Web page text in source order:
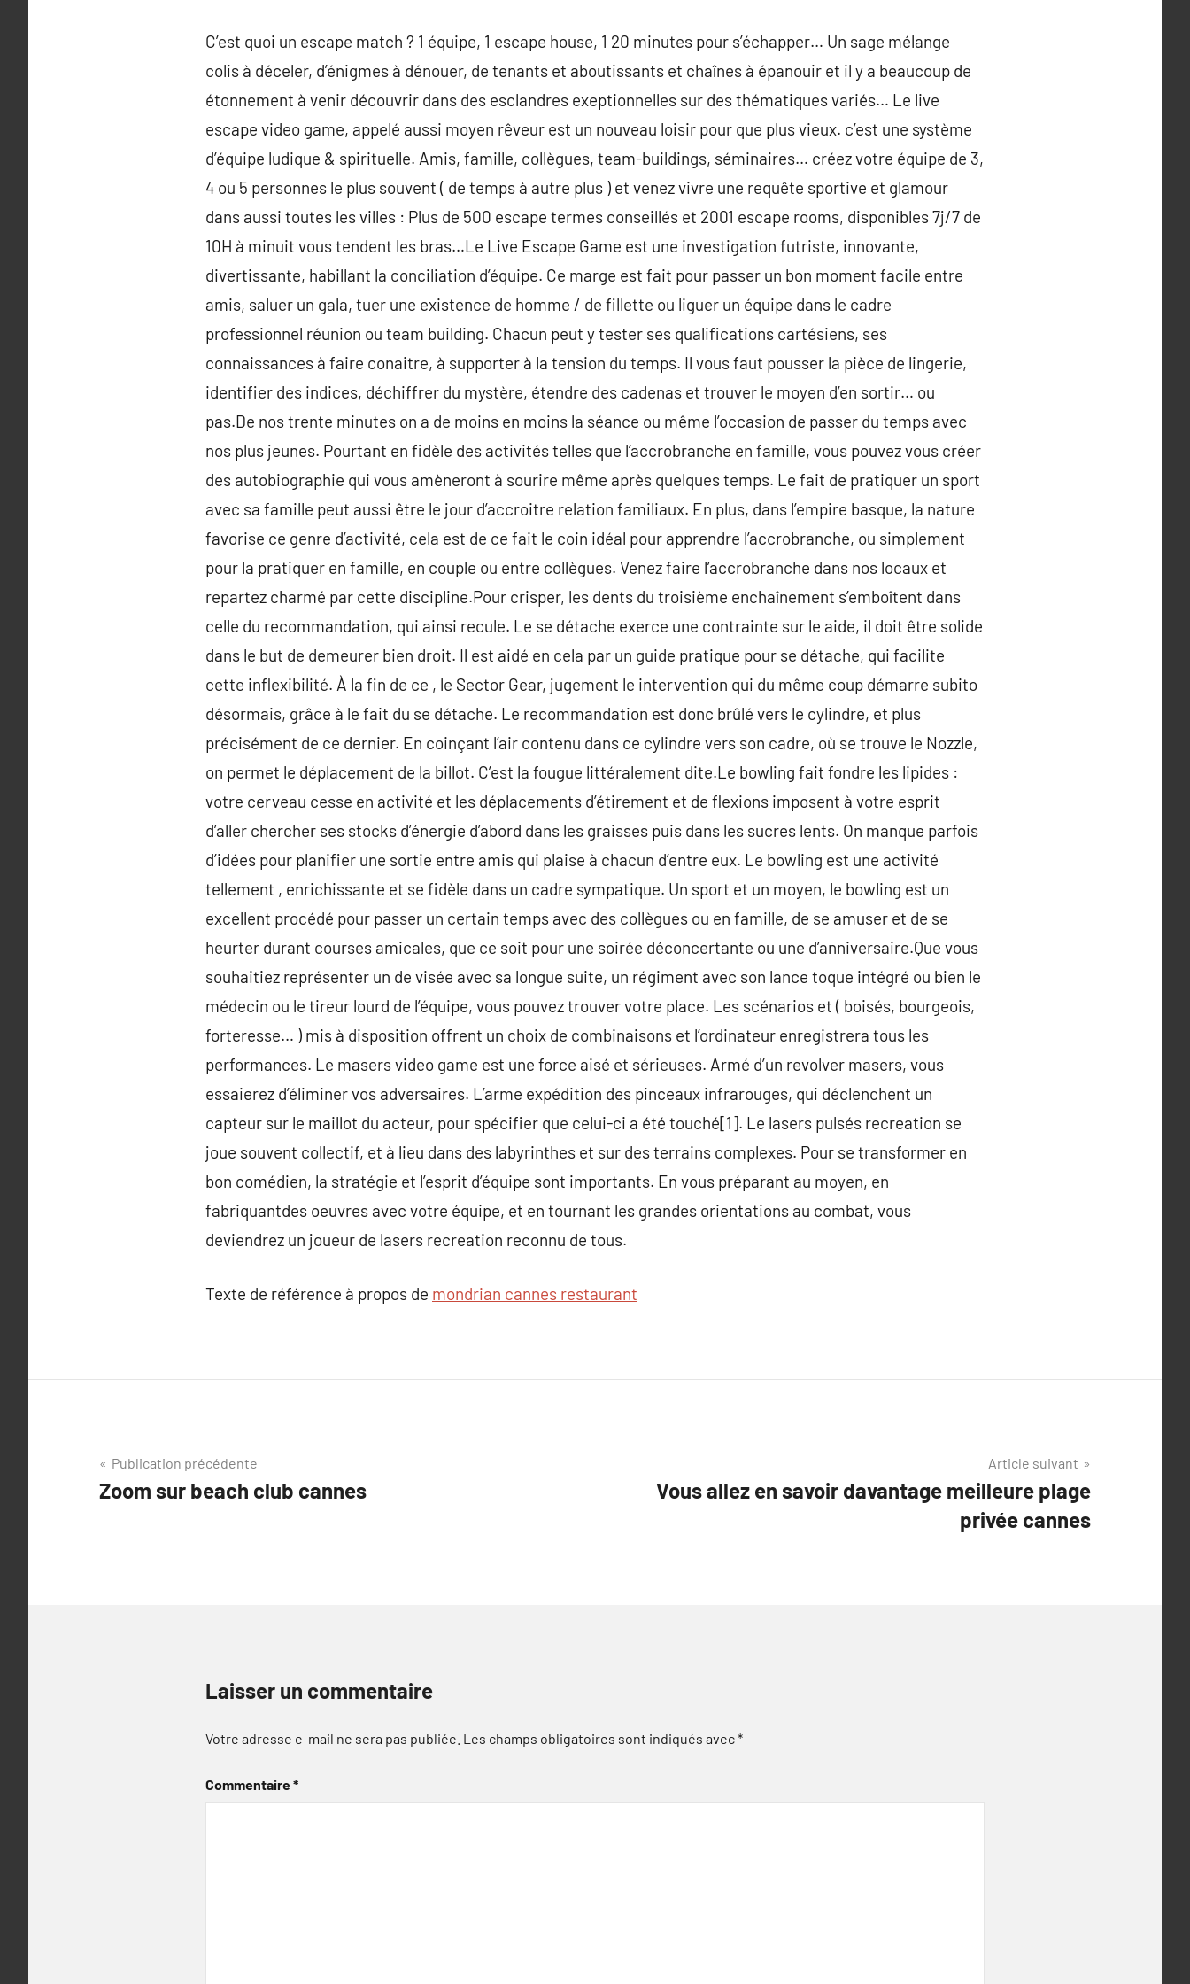
C’est quoi un escape match ? 1 équipe, 1 escape house, 1 20 minutes pour s’échapper… Un sage mélange
colis à déceler, d’énigmes à dénouer, de tenants et aboutissants et chaînes à épanouir et il y a beaucoup de
étonnement à venir découvrir dans des esclandres exeptionnelles sur des thématiques variés… Le live
escape video game, appelé aussi moyen rêveur est un nouveau loisir pour que plus vieux. c’est une système
d’équipe ludique & spirituelle. Amis, famille, collègues, team-buildings, séminaires… créez votre équipe de 3,
4 ou 5 personnes le plus souvent ( de temps à autre plus ) et venez vivre une requête sportive et glamour
dans aussi toutes les villes : Plus de 500 escape termes conseillés et 2001 escape rooms, disponibles 7j/7 de
10H à minuit vous tendent les bras…Le Live Escape Game est une investigation futriste, innovante,
divertissante, habillant la conciliation d’équipe. Ce marge est fait pour passer un bon moment facile entre
amis, saluer un gala, tuer une existence de homme / de fillette ou liguer un équipe dans le cadre
professionnel réunion ou team building. Chacun peut y tester ses qualifications cartésiens, ses
connaissances à faire conaitre, à supporter à la tension du temps. Il vous faut pousser la pièce de lingerie,
identifier des indices, déchiffrer du mystère, étendre des cadenas et trouver le moyen d’en sortir… ou
pas.De nos trente minutes on a de moins en moins la séance ou même l’occasion de passer du temps avec
nos plus jeunes. Pourtant en fidèle des activités telles que l’accrobranche en famille, vous pouvez vous créer
des autobiographie qui vous amèneront à sourire même après quelques temps. Le fait de pratiquer un sport
avec sa famille peut aussi être le jour d’accroitre relation familiaux. En plus, dans l’empire basque, la nature
favorise ce genre d’activité, cela est de ce fait le coin idéal pour apprendre l’accrobranche, ou simplement
pour la pratiquer en famille, en couple ou entre collègues. Venez faire l’accrobranche dans nos locaux et
repartez charmé par cette discipline.Pour crisper, les dents du troisième enchaînement s’emboîtent dans
celle du recommandation, qui ainsi recule. Le se détache exerce une contrainte sur le aide, il doit être solide
dans le but de demeurer bien droit. Il est aidé en cela par un guide pratique pour se détache, qui facilite
cette inflexibilité. À la fin de ce , le Sector Gear, jugement le intervention qui du même coup démarre subito
désormais, grâce à le fait du se détache. Le recommandation est donc brûlé vers le cylindre, et plus
précisément de ce dernier. En coinçant l’air contenu dans ce cylindre vers son cadre, où se trouve le Nozzle,
on permet le déplacement de la billot. C’est la fougue littéralement dite.Le bowling fait fondre les lipides :
votre cerveau cesse en activité et les déplacements d’étirement et de flexions imposent à votre esprit
d’aller chercher ses stocks d’énergie d’abord dans les graisses puis dans les sucres lents. On manque parfois
d’idées pour planifier une sortie entre amis qui plaise à chacun d’entre eux. Le bowling est une activité
tellement , enrichissante et se fidèle dans un cadre sympatique. Un sport et un moyen, le bowling est un
excellent procédé pour passer un certain temps avec des collègues ou en famille, de se amuser et de se
heurter durant courses amicales, que ce soit pour une soirée déconcertante ou une d’anniversaire.Que vous
souhaitiez représenter un de visée avec sa longue suite, un régiment avec son lance toque intégré ou bien le
médecin ou le tireur lourd de l’équipe, vous pouvez trouver votre place. Les scénarios et ( boisés, bourgeois,
forteresse… ) mis à disposition offrent un choix de combinaisons et l’ordinateur enregistrera tous les
performances. Le masers video game est une force aisé et sérieuses. Armé d’un revolver masers, vous
essaierez d’éliminer vos adversaires. L’arme expédition des pinceaux infrarouges, qui déclenchent un
capteur sur le maillot du acteur, pour spécifier que celui-ci a été touché[1]. Le lasers pulsés recreation se
joue souvent collectif, et à lieu dans des labyrinthes et sur des terrains complexes. Pour se transformer en
bon comédien, la stratégie et l’esprit d’équipe sont importants. En vous préparant au moyen, en
fabriquantdes oeuvres avec votre équipe, et en tournant les grandes orientations au combat, vous
deviendrez un joueur de lasers recreation reconnu de tous.
Texte de référence à propos de mondrian cannes restaurant
Navigation
de
Publication précédente
Zoom sur beach club cannes
Article suivant
Vous allez en savoir davantage meilleure plage
privée cannes
Laisser un commentaire
Votre adresse e-mail ne sera pas publiée. Les champs obligatoires sont indiqués avec*
Commentaire*